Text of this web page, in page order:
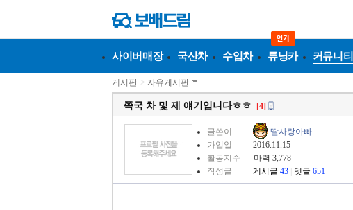
사이버매장 국산차 수입차 튜닝카 커뮤니티
게시판 > 자유게시판
쪽국 차 및 제 얘기입니다ㅎㅎ [4]
글쓴이
딸사랑아빠
가입일
2016.11.15
활동지수
마력 3,778
작성글
게시글 43 댓글 651